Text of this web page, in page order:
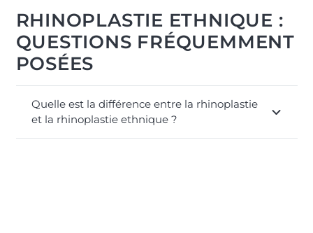
RHINOPLASTIE ETHNIQUE :
QUESTIONS FRÉQUEMMENT
POSÉES
Quelle est la différence entre la rhinoplastie
et la rhinoplastie ethnique ?